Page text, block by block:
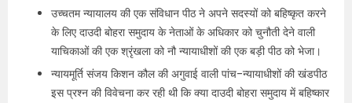
उच्चतम न्यायालय की एक संविधान पीठ ने अपने सदस्यों को बहिष्कृत करने
के लिए दाउदी बोहरा समुदाय के नेताओं के अधिकार को चुनौती देने वाली
याचिकाओं की एक श्रृंखला को नौ न्यायाधीशों की एक बड़ी पीठ को भेजा।
न्यायमूर्ति संजय किशन कौल की अगुवाई वाली पांच-न्यायाधीशों की खंडपीठ
इस प्रश्न की विवेचना कर रही थी कि क्या दाउदी बोहरा समुदाय में बहिष्कार